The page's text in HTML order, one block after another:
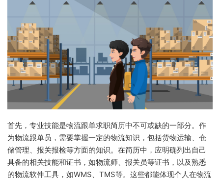
首先，专业技能是物流跟单求职简历中不可或缺的一部分。作
为物流跟单员，需要掌握一定的物流知识，包括货物运输、仓
储管理、报关报检等方面的知识。在简历中，应明确列出自己
具备的相关技能和证书，如物流师、报关员等证书，以及熟悉
的物流软件工具，如WMS、TMS等。这些都能体现个人在物流